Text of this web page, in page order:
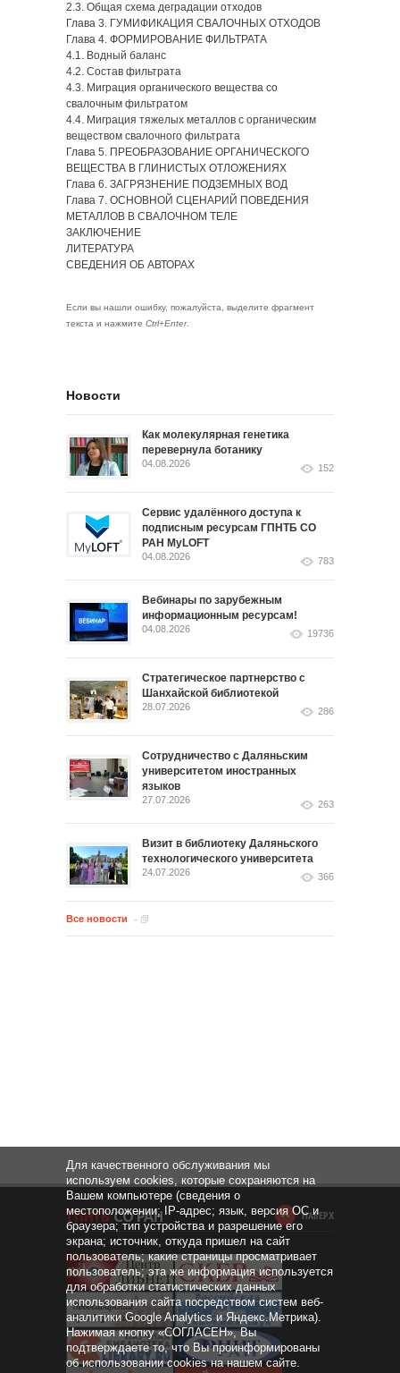
2.3. Общая схема деградации отходов
Глава 3. ГУМИФИКАЦИЯ СВАЛОЧНЫХ ОТХОДОВ
Глава 4. ФОРМИРОВАНИЕ ФИЛЬТРАТА
4.1. Водный баланс
4.2. Состав фильтрата
4.3. Миграция органического вещества со
свалочным фильтратом
4.4. Миграция тяжелых металлов с органическим
веществом свалочного фильтрата
Глава 5. ПРЕОБРАЗОВАНИЕ ОРГАНИЧЕСКОГО
ВЕЩЕСТВА В ГЛИНИСТЫХ ОТЛОЖЕНИЯХ
Глава 6. ЗАГРЯЗНЕНИЕ ПОДЗЕМНЫХ ВОД
Глава 7. ОСНОВНОЙ СЦЕНАРИЙ ПОВЕДЕНИЯ
МЕТАЛЛОВ В СВАЛОЧНОМ ТЕЛЕ
ЗАКЛЮЧЕНИЕ
ЛИТЕРАТУРА
СВЕДЕНИЯ ОБ АВТОРАХ
Если вы нашли ошибку, пожалуйста, выделите фрагмент
текста и нажмите Ctrl+Enter.
Новости
Как молекулярная генетика
перевернула ботанику
04.08.2026 152
Сервис удалённого доступа к
подписным ресурсам ГПНТБ СО
РАН MyLOFT
04.08.2026 783
Вебинары по зарубежным
информационным ресурсам!
04.08.2026 19736
Стратегическое партнерство с
Шанхайской библиотекой
28.07.2026 286
Сотрудничество с Даляньским
университетом иностранных
языков
27.07.2026 263
Визит в библиотеку Даляньского
технологического университета
24.07.2026 366
Все новости
НАВЕРХ
Для качественного обслуживания мы
используем cookies, которые сохраняются на
Вашем компьютере (сведения о
местоположении; IP-адрес; язык, версия ОС и
браузера; тип устройства и разрешение его
экрана; источник, откуда пришел на сайт
пользователь; какие страницы просматривает
пользователь; эта же информация используется
для обработки статистических данных
использования сайта посредством систем веб-
аналитики Google Analytics и Яндекс.Метрика).
Нажимая кнопку «СОГЛАСЕН», Вы
подтверждаете то, что Вы проинформированы
об использовании cookies на нашем сайте.